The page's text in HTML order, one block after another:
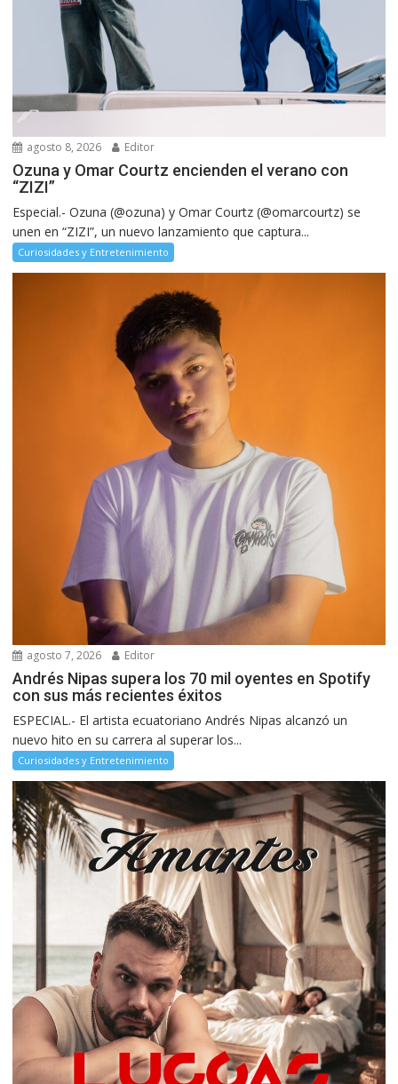
agosto 8, 2026 Editor
Ozuna y Omar Courtz encienden el verano con
“ZIZI”
Especial.- Ozuna (@ozuna) y Omar Courtz (@omarcourtz) se
unen en “ZIZI”, un nuevo lanzamiento que captura...
Curiosidades y Entretenimiento
agosto 7, 2026 Editor
Andrés Nipas supera los 70 mil oyentes en Spotify
con sus más recientes éxitos
ESPECIAL.- El artista ecuatoriano Andrés Nipas alcanzó un
nuevo hito en su carrera al superar los...
Curiosidades y Entretenimiento